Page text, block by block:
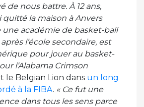
de nous battre. À 12 ans,
quitté la maison à Anvers
académie de basket-ball
l’école secondaire, est
pour jouer au basket-
l’Alabama Crimson
le Belgian Lion dans un long
à la FIBA. « Ce fut une
dans tous les sens parce